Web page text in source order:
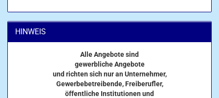
HINWEIS
Alle Angebote sind
gewerbliche Angebote
und richten sich nur an Unternehmer,
Gewerbebetreibende, Freiberufler,
öffentliche Institutionen und